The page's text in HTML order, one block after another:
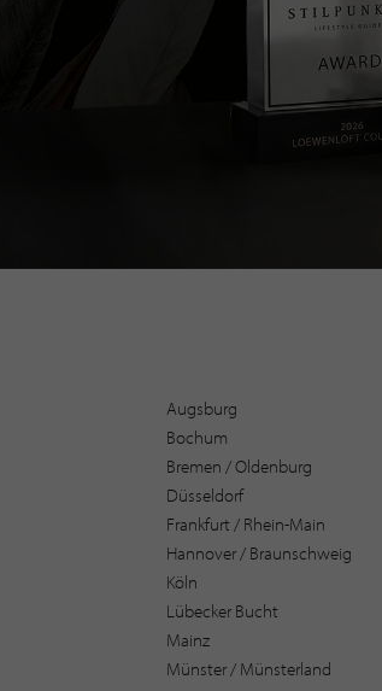
Augsburg
Bochum
Bremen / Oldenburg
Düsseldorf
Frankfurt / Rhein-Main
Hannover / Braunschweig
Köln
Lübecker Bucht
Mainz
Münster / Münsterland